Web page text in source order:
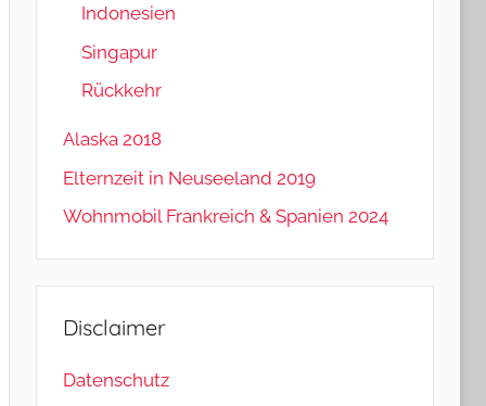
Indonesien
Singapur
Rückkehr
Alaska 2018
Elternzeit in Neuseeland 2019
Wohnmobil Frankreich & Spanien 2024
Disclaimer
Datenschutz